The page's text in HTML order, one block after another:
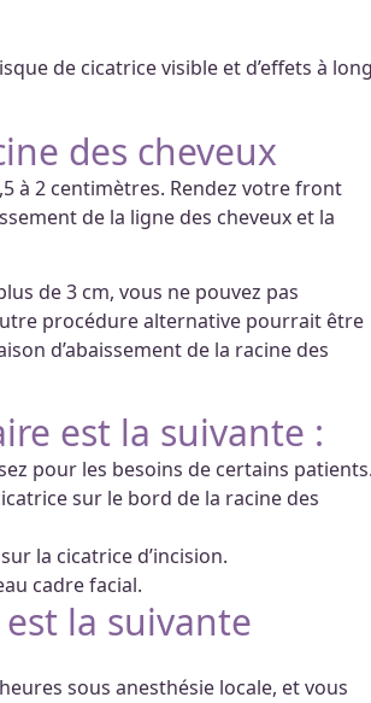
de cicatrice visible et d’effets à
des cheveux
à 2 centimètres. Rendez votre front
de la ligne des cheveux et la
de 3 cm, vous ne pouvez pas
procédure alternative pourrait être
d’abaissement de la racine des
est la suivante :
pour les besoins de certains
sur le bord de la racine des
la cicatrice d’incision.
cadre facial.
la suivante
sous anesthésie locale, et vous